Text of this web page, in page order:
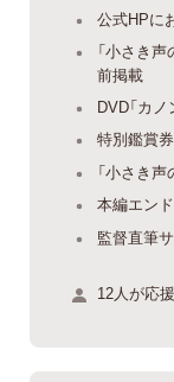
公式HPに
「小さき
前掲載
DVD「カ
特別鑑賞
「小さき
本編エン
監督直筆
12人が応